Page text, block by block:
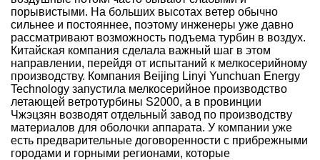
порывистыми. На больших высотах ветер обычно
сильнее и постояннее, поэтому инженеры уже давно
рассматривают возможность подъема турбин в воздух.
Китайская компания сделала важный шаг в этом
направлении, перейдя от испытаний к мелкосерийному
производству. Компания Beijing Linyi Yunchuan Energy
Technology запустила мелкосерийное производство
летающей ветротурбины S2000, а в провинции
Чжэцзян возводят отдельный завод по производству
материалов для оболочки аппарата. У компании уже
есть предварительные договоренности с прибрежными
городами и горными регионами, которые